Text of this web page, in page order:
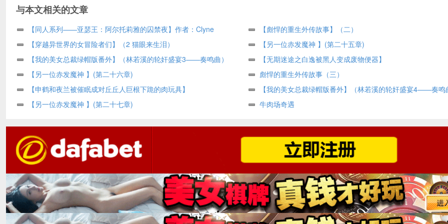
与本文相关的文章
【同人系列——亚瑟王：阿尔托莉雅的囚禁夜】作者：Clyne
【彪悍的重生外传故事】（二）
【穿越异世界的女冒险者们】（2 猫眼来生泪）
【另一位赤发魔神 】(第二十五章)
【我的美女总裁绿帽版番外】（林若溪的轮奸盛宴3——奏鸣曲）
（中）
【无期迷途之白逸被黑人变成废物便器】
【另一位赤发魔神 】(第二十六章)
彪悍的重生外传故事（三）
【申鹤和夜兰被催眠成对丘丘人巨根下跪的肉玩具】
【我的美女总裁绿帽版番外】（林若溪的轮奸盛宴4——奏鸣
（下））
【另一位赤发魔神 】(第二十七章) 牛肉场奇遇